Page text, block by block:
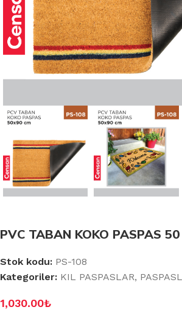
PVC TABAN KOKO PASPAS
Stok kodu: PS-108
Kategoriler: KIL PASPASLAR,
1,030.00₺